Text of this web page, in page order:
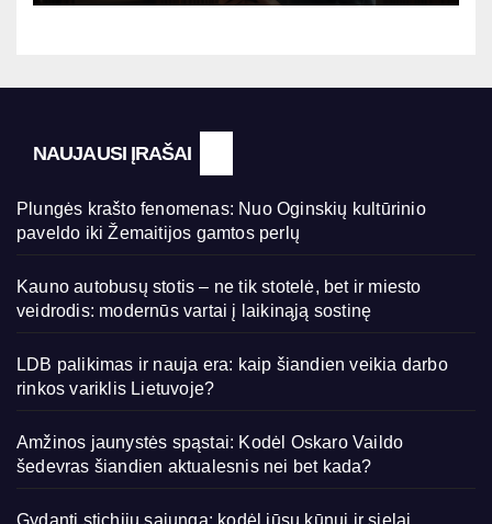
NAUJAUSI ĮRAŠAI
Plungės krašto fenomenas: Nuo Oginskių kultūrinio
paveldo iki Žemaitijos gamtos perlų
Kauno autobusų stotis – ne tik stotelė, bet ir miesto
veidrodis: modernūs vartai į laikinąją sostinę
LDB palikimas ir nauja era: kaip šiandien veikia darbo
rinkos variklis Lietuvoje?
Amžinos jaunystės spąstai: Kodėl Oskaro Vaildo
šedevras šiandien aktualesnis nei bet kada?
Gydanti stichijų sąjunga: kodėl jūsų kūnui ir sielai